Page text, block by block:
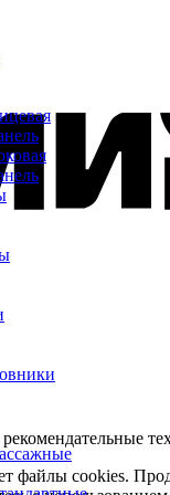
файлы cookies.